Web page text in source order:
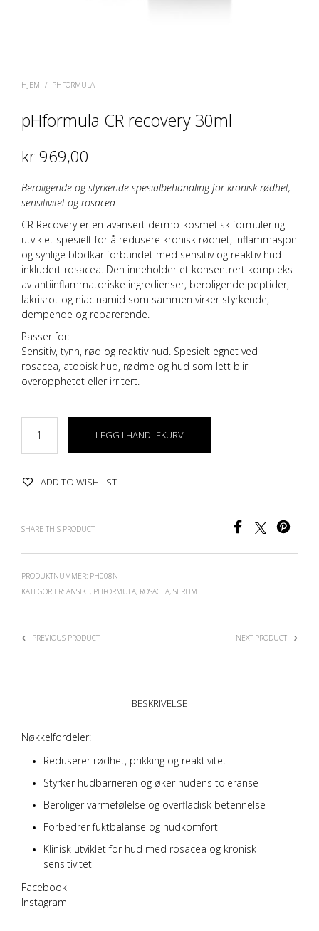
HJEM / PHFORMULA
pHformula CR recovery 30ml
kr 969,00
Beroligende og styrkende spesialbehandling for kronisk rødhet,
sensitivitet og rosacea
CR Recovery er en avansert dermo-kosmetisk formulering
utviklet spesielt for å redusere kronisk rødhet, inflammasjon
og synlige blodkarforbundet med sensitiv og reaktiv hud –
inkludert rosacea. Den inneholder et konsentrert kompleks
av antiinflammatoriske ingredienser, beroligende peptider,
lakrisrot og niacinamid som sammen virker styrkende,
dempende og reparerende.
Passer for:
Sensitiv, tynn, rød og reaktiv hud. Spesielt egnet ved
rosacea, atopisk hud, rødme og hud som lett blir
overopphetet eller irritert.
LEGG I HANDLEKURV
ADD TO WISHLIST
SHARE THIS PRODUCT
PRODUKTNUMMER: PH008N
KATEGORIER: ANSIKT, PHFORMULA, ROSACEA, SERUM
PREVIOUS PRODUCT NEXT PRODUCT
BESKRIVELSE
Nøkkelfordeler:
Reduserer rødhet, prikking og reaktivitet
Styrker hudbarrieren og øker hudens toleranse
Beroliger varmefølelse og overfladisk betennelse
Forbedrer fuktbalanse og hudkomfort
Klinisk utviklet for hud med rosacea og kronisk
sensitivitet
Facebook
Instagram